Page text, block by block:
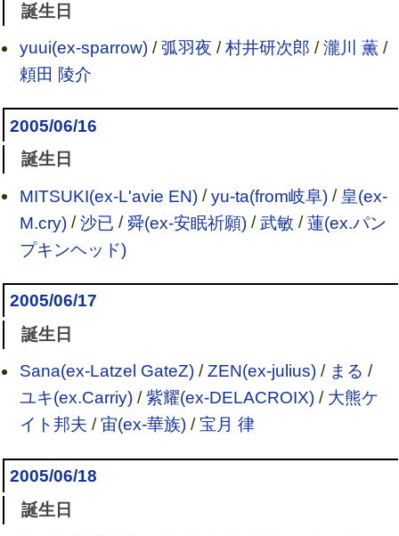
誕生日
yuui(ex-sparrow)/弧羽夜 /村井研次郎 /瀧川 薫/
頼田 陵介
2005/06/16
誕生日
MITSUKI(ex-L'avie EN)/yu-ta(from岐阜)/ 皇(ex-
M.cry)/沙已 / 舜(ex-安眠祈願)/武敏 /蓮(ex.パン
プキンヘッド)
2005/06/17
誕生日
Sana(ex-Latzel GateZ)/ZEN(ex-julius)/ まる /
ユキ(ex.Carriy)/紫耀(ex-DELACROIX)/ 大熊ケ
イト邦夫 /宙(ex-華族)/ 宝月 律
2005/06/18
誕生日